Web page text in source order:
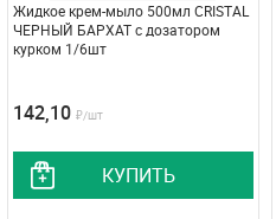
Жидкое крем-мыло 500мл CRISTAL
ЧЕРНЫЙ БАРХАТ с дозатором
курком 1/6шт
142,10 ₽/шт
КУПИТЬ